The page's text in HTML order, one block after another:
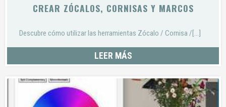
CREAR ZÓCALOS, CORNISAS Y MARCOS
Descubre cómo utilizar las herramientas Zócalo / Cornisa /[...]
LEER MÁS